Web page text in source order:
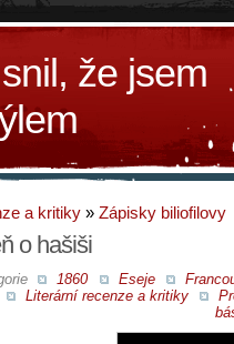
že jsem
a kritiky » Zápisky biliofilovy
o hašiši
1860 Eseje
Literární recenze a kritiky